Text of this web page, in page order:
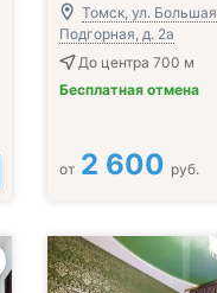
Томск, ул. Большая
Подгорная, д. 2а
До центра 700 м
Бесплатная отмена
от 2 600 руб.